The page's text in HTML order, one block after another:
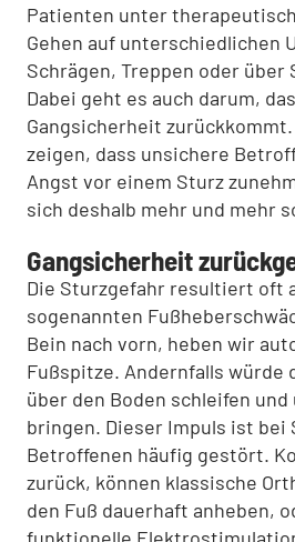
Patienten unter
Gehen auf unterschiedlichen
Schrägen, Treppen oder
Dabei geht es auch darum,
Gangsicherheit
zeigen, dass unsichere
Angst vor einem Sturz
sich deshalb mehr und mehr
Gangsicherheit
Die Sturzgefahr resultiert oft
sogenannten
Bein nach vorn, heben wir
Fußspitze. Andernfalls würde
über den Boden schleifen
bringen. Dieser Impuls ist bei
Betroffenen häufig gestört.
zurück, können klassische
den Fuß dauerhaft anheben,
funktionelle